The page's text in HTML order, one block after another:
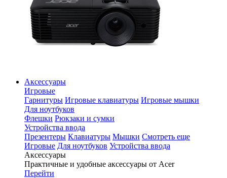
Аксессуары
Игровые
Гарнитуры Игровые клавиатуры Игровые мышки
Для ноутбуков
Флешки Рюкзаки и сумки
Устройства ввода
Презентеры Клавиатуры Мышки Смотреть еще
Игровые Для ноутбуков Устройства ввода
Аксессуары
Практичные и удобные аксессуары от Acer
Перейти